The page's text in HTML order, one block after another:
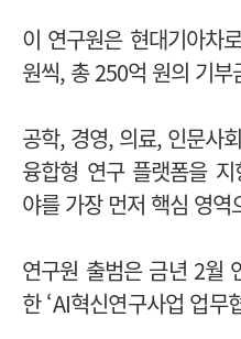
이 연구원은 현대기아차
원씩, 총 250억 원의 기
공학, 경영, 의료, 인문사
융합형 연구 플랫폼을
야를 가장 먼저 핵심 영
연구원 출범은 금년 2월
한 ‘AI혁신연구사업 업무